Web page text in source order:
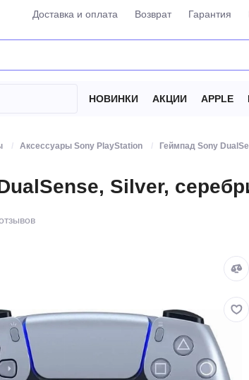
Доставка и оплата Возврат Гарантия
НОВИНКИ АКЦИИ APPLE
Аксессуары Sony PlayStation Геймпад Sony
Silver,